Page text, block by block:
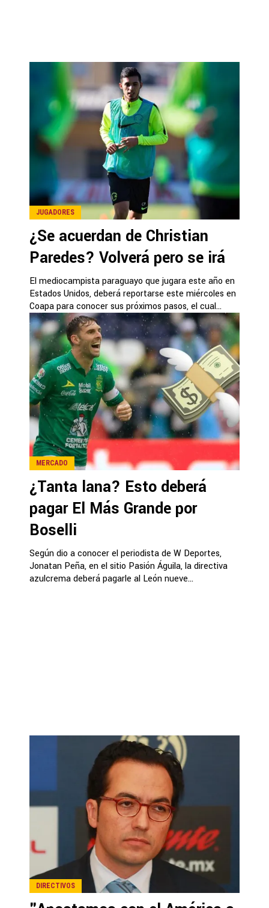
JUGADORES
¿Se acuerdan de Christian
Paredes? Volverá pero se irá
El mediocampista paraguayo que jugara este año en
Estados Unidos, deberá reportarse este miércoles en
Coapa para conocer sus próximos pasos, el cual...
MERCADO
¿Tanta lana? Esto deberá
pagar El Más Grande por
Boselli
Según dio a conocer el periodista de W Deportes,
Jonatan Peña, en el sitio Pasión Águila, la directiva
azulcrema deberá pagarle al León nueve...
DIRECTIVOS